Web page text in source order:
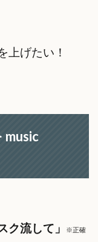
上げたい！
music
ク流して」 ※正確